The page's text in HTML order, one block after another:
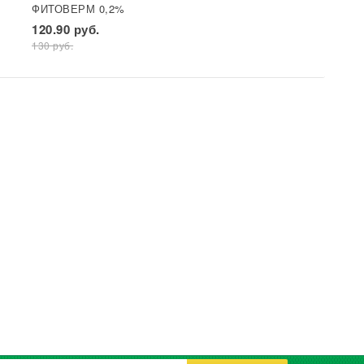
ФИТОВЕРМ 0,2%
бут 25 мл ВХ 1/30
120.90 руб.
130 руб.